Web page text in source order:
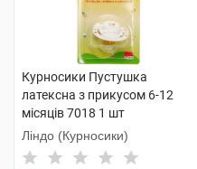
Курносики Пустушка
латексна з прикусом 6-12
місяців 7018 1 шт
Ліндо (Курносики)